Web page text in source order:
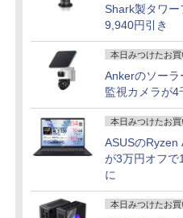
Shark製タワー
9,940円引き
本日みつけたお
Ankerのソーラ
監視カメラが4
本日みつけたお
ASUSのRyzen
が3万円オフで
に
本日みつけたお